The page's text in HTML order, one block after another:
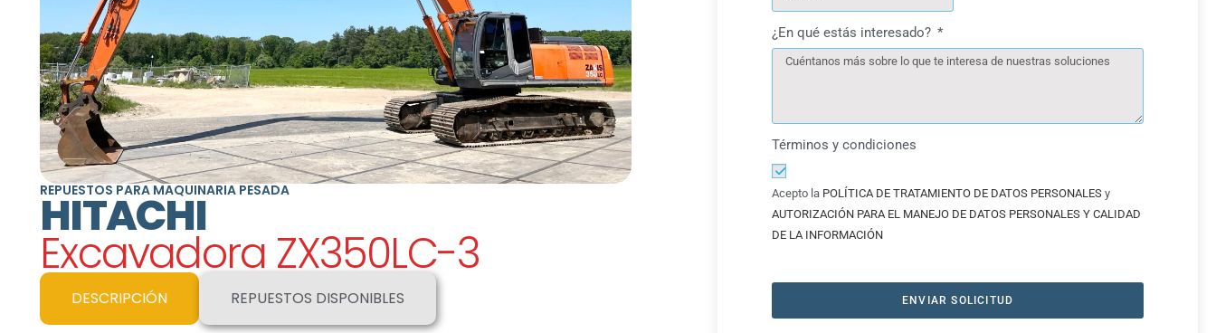
REPUESTOS PARA MAQUINARIA PESADA
HITACHI
Excavadora ZX350LC-3
DESCRIPCIÓN REPUESTOS DISPONIBLES
¿En qué estás interesado?
Términos y condiciones
Acepto la POLÍTICA DE TRATAMIENTO DE DATOS PERSONALESy
AUTORIZACIÓN PARA EL MANEJO DE DATOS PERSONALES Y CALIDAD
DE LA INFORMACIÓN
ENVIAR SOLICITUD